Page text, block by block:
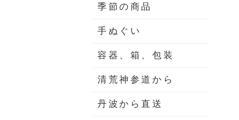
季節の商品
手ぬぐい
容器、箱、包装
清荒神参道から
丹波から直送